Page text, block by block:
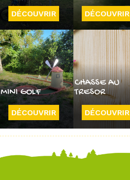
DÉCOUVRIR DÉCOUVRIR
MINI GOLF
DÉCOUVRIR
CHASSE AU
TRESOR
DÉCOUVRIR